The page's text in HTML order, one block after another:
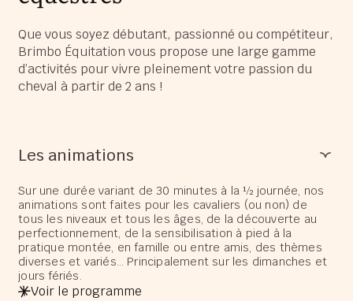
Que vous soyez débutant, passionné ou compétiteur,
Brimbo Équitation vous propose une large gamme
d’activités pour vivre pleinement votre passion du
cheval à partir de 2 ans !
Les animations
Sur une durée variant de 30 minutes à la ½ journée, nos
animations sont faites pour les cavaliers (ou non) de
tous les niveaux et tous les âges, de la découverte au
perfectionnement, de la sensibilisation à pied à la
pratique montée, en famille ou entre amis, des thèmes
diverses et variés… Principalement sur les dimanches et
jours fériés.
Voir le programme